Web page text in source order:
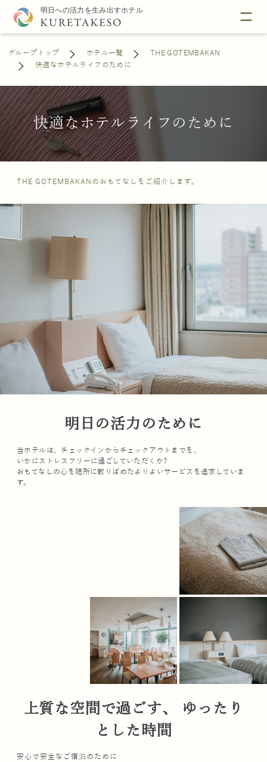
グループトップ ホテル一覧
THE GOTEMBAKAN
快適なホテルライフのために
快適なホテルライフのために
THE GOTEMBAKANのおもてなしをご紹介します。
明日の活力のために
当ホテルは、チェックインからチェックアウトまでを、
いかにストレスフリーに過ごしていただくか?
おもてなしの心を随所に散りばめたよりよいサービスを追求していま
す。
上質な空間で過ごす、 ゆったり
とした時間
安心で安全なご宿泊のために